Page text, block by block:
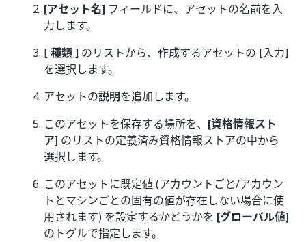
[アセット名] フィールドに、アセットの名前を入
力します。
[種類] のリストから、作成するアセットの [入力]
を選択します。
アセットの説明を追加します。
このアセットを保存する場所を、 [資格情報スト
ア] のリストの定義済み資格情報ストアの中から
選択します。
このアセットに既定値 (アカウントごと/アカウン
トとマシンごとの固有の値が存在しない場合に使
用されます) を設定するかどうかを [グローバル値]
のトグルで指定します。